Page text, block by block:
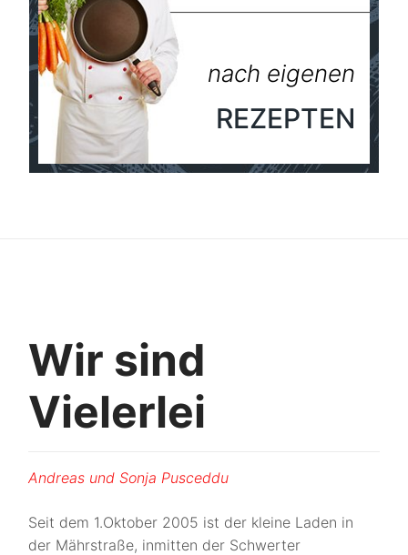
nach eigenen
REZEPTEN
Wir sind
Vielerlei
Andreas und Sonja Pusceddu
Seit dem 1.Oktober 2005 ist der kleine Laden in
der Mährstraße, inmitten der Schwerter